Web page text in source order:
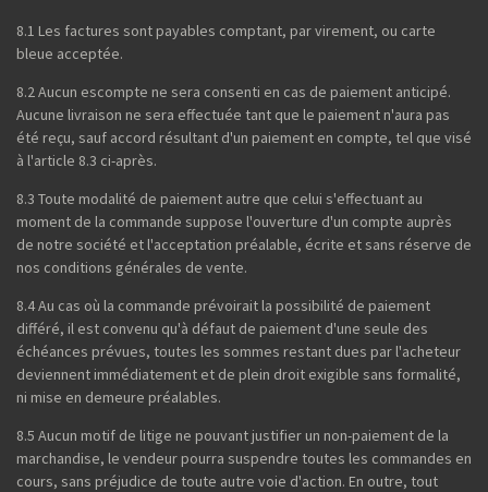
8.1 Les factures sont payables comptant, par virement, ou carte
bleue acceptée.
8.2 Aucun escompte ne sera consenti en cas de paiement anticipé.
Aucune livraison ne sera effectuée tant que le paiement n'aura pas
été reçu, sauf accord résultant d'un paiement en compte, tel que visé
à l'article 8.3 ci-après.
8.3 Toute modalité de paiement autre que celui s'effectuant au
moment de la commande suppose l'ouverture d'un compte auprès
de notre société et l'acceptation préalable, écrite et sans réserve de
nos conditions générales de vente.
8.4 Au cas où la commande prévoirait la possibilité de paiement
différé, il est convenu qu'à défaut de paiement d'une seule des
échéances prévues, toutes les sommes restant dues par l'acheteur
deviennent immédiatement et de plein droit exigible sans formalité,
ni mise en demeure préalables.
8.5 Aucun motif de litige ne pouvant justifier un non-paiement de la
marchandise, le vendeur pourra suspendre toutes les commandes en
cours, sans préjudice de toute autre voie d'action. En outre, tout